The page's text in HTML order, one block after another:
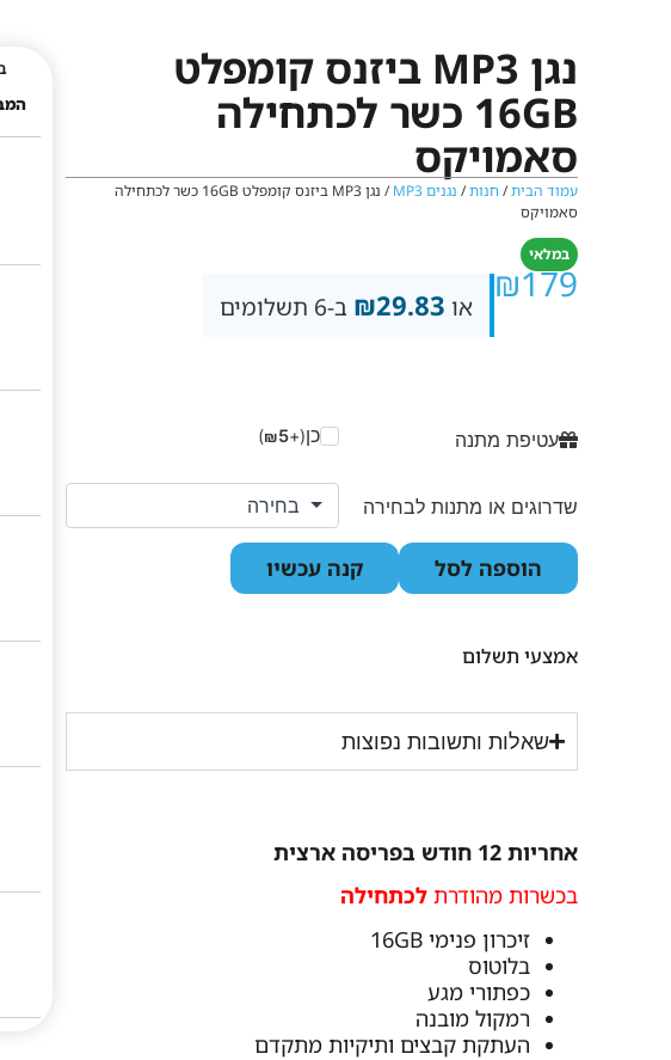
נגן MP3 ביזנס קומפלט
16GB כשר לכתחילה
סאמויקס
עמוד הבית/ חנות/ נגנים MP3
/ נגן MP3 ביזנס קומפלט 16GB כשר לכתחילה
סאמויקס
במלאי
₪179
או ₪29.83 ב-6 תשלומים
עטיפת מתנה כן(+
₪5
)
שדרוגים או מתנות לבחירה
הוספה לסל קנה עכשיו
אמצעי תשלום
שאלות ותשובות נפוצות
אחריות 12 חודש בפריסה ארצית
בכשרות מהודרת לכתחילה
זיכרון פנימי 16GB
בלוטוס
כפתורי מגע
רמקול מובנה
העתקת קבצים ותיקיות מתקדם